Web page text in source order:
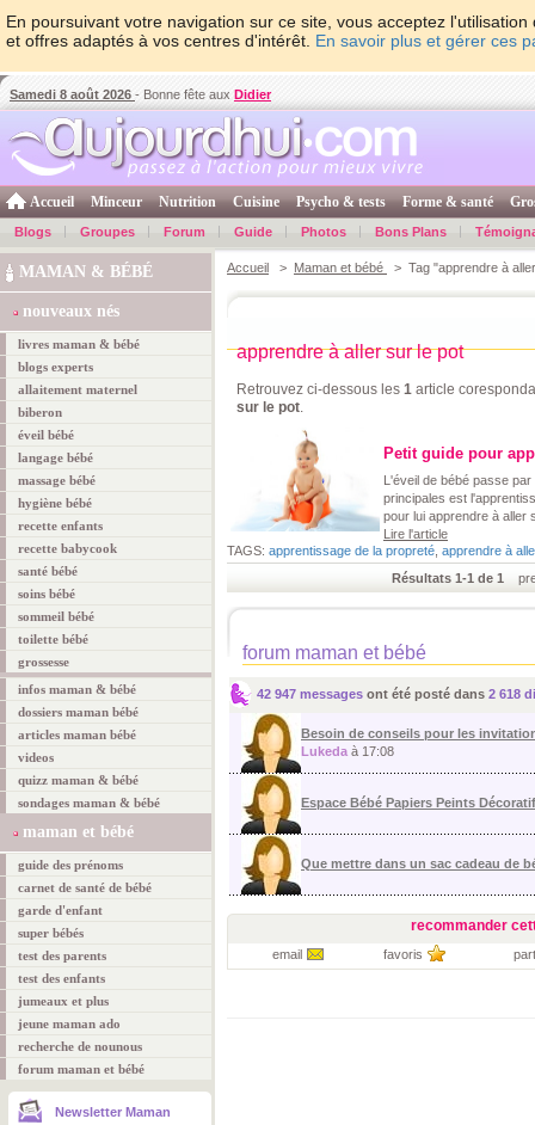
En poursuivant votre navigation sur ce site, vous acceptez
et offres adaptés à vos centres d'intérêt. En savoir plus et gérer ces
Samedi 8 août 2026 - Bonne fête aux Didier
Accueil Minceur Nutrition Cuisine Psycho & tests Forme & santé
Blogs Groupes Forum Guide Photos Bons Plans
MAMAN & BÉBÉ
nouveaux nés
livres maman & bébé
blogs experts
allaitement maternel
biberon
éveil bébé
langage bébé
massage bébé
hygiène bébé
recette enfants
recette babycook
santé bébé
soins bébé
sommeil bébé
toilette bébé
grossesse
infos maman & bébé
dossiers maman bébé
articles maman bébé
videos
quizz maman & bébé
sondages maman & bébé
maman et bébé
guide des prénoms
carnet de santé de bébé
garde d'enfant
super bébés
test des parents
test des enfants
jumeaux et plus
jeune maman ado
recherche de nounous
forum maman et bébé
Newsletter Maman
Accueil > Maman et bébé > Tag "apprendre à
apprendre à aller sur le pot
Retrouvez ci-dessous les 1 article
sur le pot.
Petit guide pour
L'éveil de bébé passe
principales est
pour lui apprendre à aller
Lire l'article
TAGS: apprentissage de la propreté apprendre à
Résultats 1-1 de 1
forum maman et bébé
42 947 messages ont été posté dans 2 618
Besoin de conseils pour les
Lukeda à 17:08
Espace Bébé Papiers Peints
Que mettre dans un sac cadeau de
recommander
email favoris